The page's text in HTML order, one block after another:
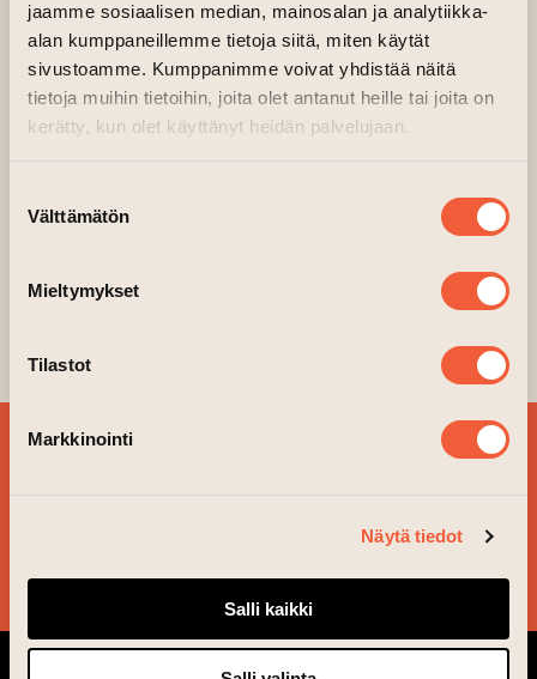
jaamme sosiaalisen median, mainosalan ja analytiikka-
alan kumppaneillemme tietoja siitä, miten käytät
sivustoamme. Kumppanimme voivat yhdistää näitä
tietoja muihin tietoihin, joita olet antanut heille tai joita on
kerätty, kun olet käyttänyt heidän palvelujaan.
valinta
Välttämätön
Mieltymykset
Tilastot
Markkinointi
Näytä tiedot
Salli kaikki
After a family tragedy, three generations of
the Deetz family return home to Winter River.
Still haunted by Beetlejuice, Lydia’s life is
turned upside down when her teenage
daughter, Astrid, accidentally opens the portal
The movies is shown outdoors and location is a
restaurant street. No own food/ beverages
SIGN UP FOR OUR
NEWSLETTER!